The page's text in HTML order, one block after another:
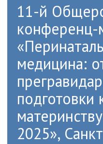
11-й
медицина:
подготовки
2025»,